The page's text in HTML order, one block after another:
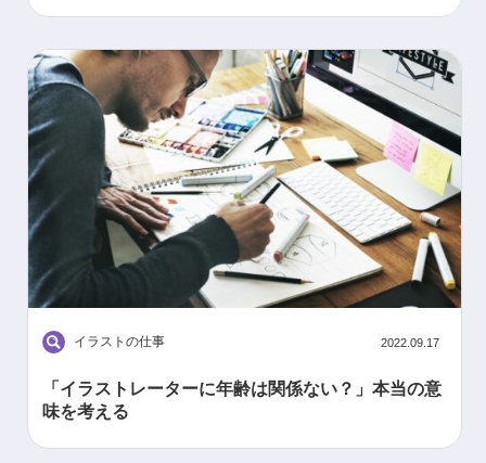
イラストの仕事 2022.09.17
「イラストレーターに年齢は関係ない？」本当の意
味を考える